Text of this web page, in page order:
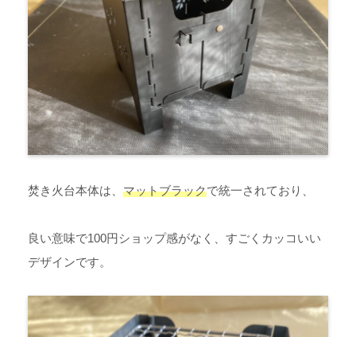
焚き火台本体は、 マットブラックで統一されており、
良い意味で100円ショップ感がなく、すごくカッコいい
デザインです。